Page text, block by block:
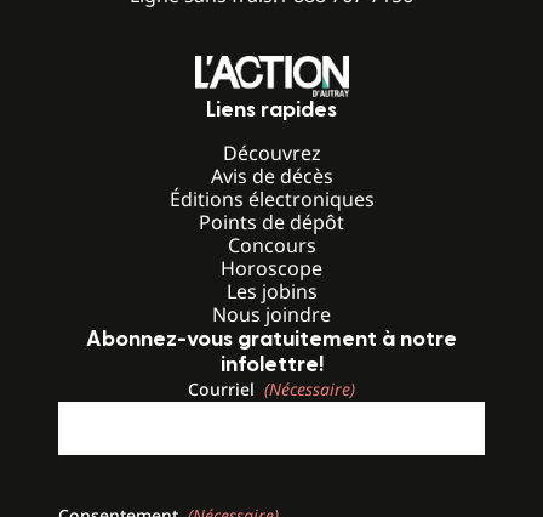
Liens rapides
Découvrez
Avis de décès
Éditions électroniques
Points de dépôt
Concours
Horoscope
Les jobins
Nous joindre
Abonnez-vous gratuitement à notre
infolettre!
Courriel (Nécessaire)